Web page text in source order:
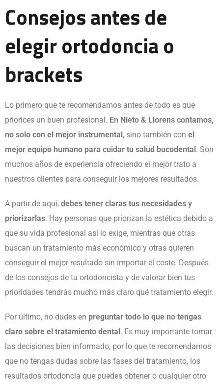
Consejos antes de
elegir ortodoncia o
brackets
Lo primero que te recomendamos antes de todo es que
priorices un buen profesional. En Nieto & Llorens contamos,
no solo con el mejor instrumental, sino también con el
mejor equipo humano para cuidar tu salud bucodental. Son
muchos años de experiencia ofreciendo el mejor trato a
nuestros clientes para conseguir los mejores resultados.
A partir de aquí, debes tener claras tus necesidades y
priorizarlas. Hay personas que priorizan la estética debido a
que su vida profesional así lo exige, mientras que otras
buscan un tratamiento más económico y otras quieren
conseguir el mejor resultado sin importar el coste. Después
de los consejos de tu ortodoncista y de valorar bien tus
prioridades tendrás mucho más claro qué tratamiento elegir.
Por último, no dudes en preguntar todo lo que no tengas
claro sobre el tratamiento dental. Es muy importante tomar
las decisiones bien informado, por lo que te recomendamos
que no tengas dudas sobre las fases del tratamiento, los
resultados ortodoncia que puedes obtener o cualquier otro